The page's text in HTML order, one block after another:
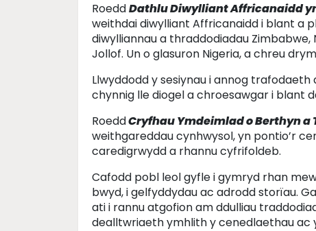
RoeddDathlu Diwylliant Affricanaidd
weithdai diwylliant Affricanaidd i blant a
diwylliannau a thraddodiadau Zimbabwe,
Jollof. Un o glasuron Nigeria, a chreu
Llwyddodd y sesiynau i annog
chynnig lle diogel a chroesawgar i blant
RoeddCryfhau Ymdeimlad o Berthyn
weithgareddau cynhwysol, yn pontio’r
caredigrwydd a rhannu cyfrifoldeb.
Cafodd pobl leol gyfle i gymryd rhan
bwyd,i gelfyddydau ac adrodd storïau.
ati i rannu atgofion am ddulliau
dealltwriaeth ymhlith y cenedlaethau ac